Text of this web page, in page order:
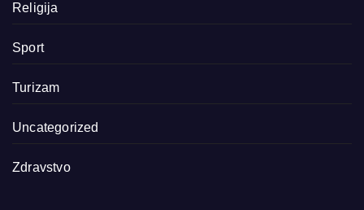
Religija
Sport
Turizam
Uncategorized
Zdravstvo